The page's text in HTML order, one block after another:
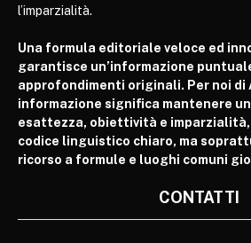
l’imparzialità.
Una formula editoriale veloce ed
garantisce un’informazione
approfondimenti originali. Per noi di
informazione significa mantenere
esattezza, obiettività e
codice linguistico chiaro, ma
ricorso a formule e luoghi comuni
CONTATTI